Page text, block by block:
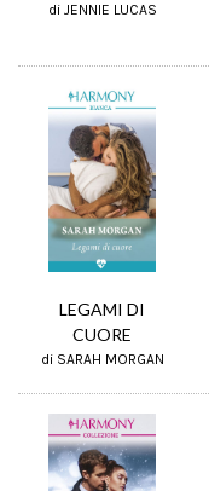
di JENNIE LUCAS
LEGAMI DI
CUORE
di SARAH MORGAN